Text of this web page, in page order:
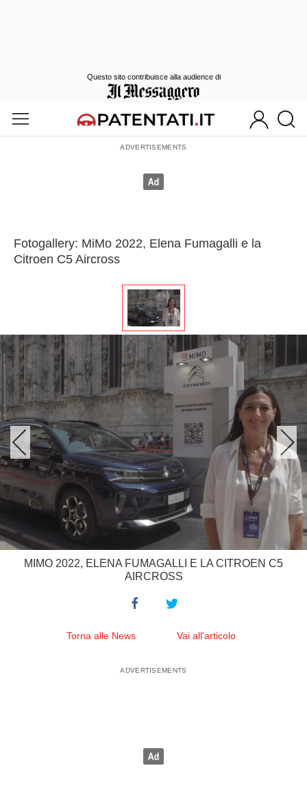
Fotogallery: MiMo 2022, Elena Fumagalli e la
Citroen C5 Aircross
MIMO 2022, ELENA FUMAGALLI E LA CITROEN C5
AIRCROSS
Torna alle News Vai all'articolo
Questo sito contribuisce alla audience di